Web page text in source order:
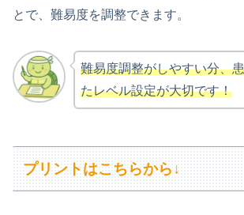
とで、難易度を調整できます。
難易度調整がしやすい分、
たレベル設定が大切です！
プリントはこちらから↓